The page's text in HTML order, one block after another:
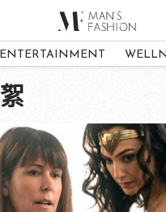
ENTERTAINMENT